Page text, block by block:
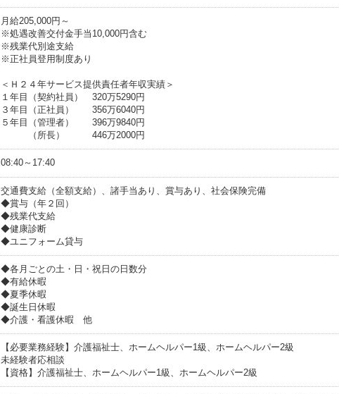
月給205,000円～
※処遇改善交付金手当10,000円含む
※残業代別途支給
※正社員登用制度あり
＜Ｈ２４年サービス提供責任者年収実績＞
１年目（契約社員） 320万5290円
３年目（正社員） 356万6040円
５年目（管理者） 396万9840円
（所長） 446万2000円
08:40～17:40
交通費支給（全額支給）、諸手当あり、賞与あり、社会保険完備
◆賞与（年２回）
◆残業代支給
◆健康診断
◆ユニフォーム貸与
◆各月ごとの土・日・祝日の日数分
◆有給休暇
◆夏季休暇
◆誕生日休暇
◆介護・看護休暇 他
【必要業務経験】介護福祉士、ホームヘルパー1級、ホームヘルパー2級
未経験者応相談
【資格】介護福祉士、ホームヘルパー1級、ホームヘルパー2級